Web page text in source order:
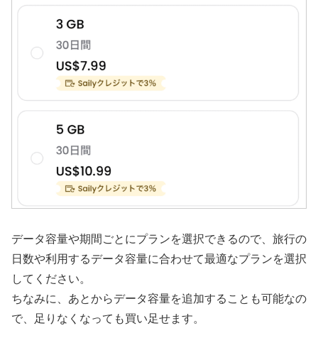
データ容量や期間ごとにプランを選択できるので、旅行の
日数や利用するデータ容量に合わせて最適なプランを選択
してください。
ちなみに、あとからデータ容量を追加することも可能なの
で、足りなくなっても買い足せます。